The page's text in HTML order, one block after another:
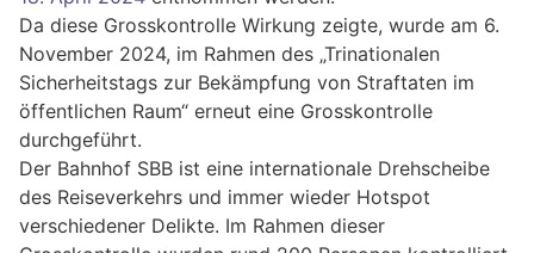
Da diese Grosskontrolle Wirkung zeigte, wurde am 6.
November 2024, im Rahmen des „Trinationalen
Sicherheitstags zur Bekämpfung von Straftaten im
öffentlichen Raum“ erneut eine Grosskontrolle
durchgeführt.
Der Bahnhof SBB ist eine internationale Drehscheibe
des Reiseverkehrs und immer wieder Hotspot
verschiedener Delikte. Im Rahmen dieser